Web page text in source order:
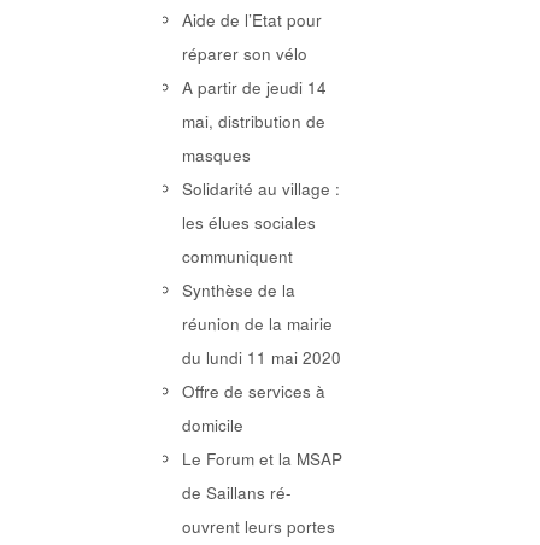
Aide de l’Etat pour
réparer son vélo
A partir de jeudi 14
mai, distribution de
masques
Solidarité au village :
les élues sociales
communiquent
Synthèse de la
réunion de la mairie
du lundi 11 mai 2020
Offre de services à
domicile
Le Forum et la MSAP
de Saillans ré-
ouvrent leurs portes